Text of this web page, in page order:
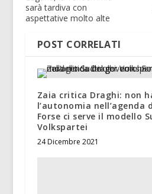
sarà tardiva con
aspettative molto alte
POST CORRELATI
Zaia critica Draghi: non
l’autonomia nell’agenda
Forse ci serve il modello
Volkspartei
24 Dicembre 2021